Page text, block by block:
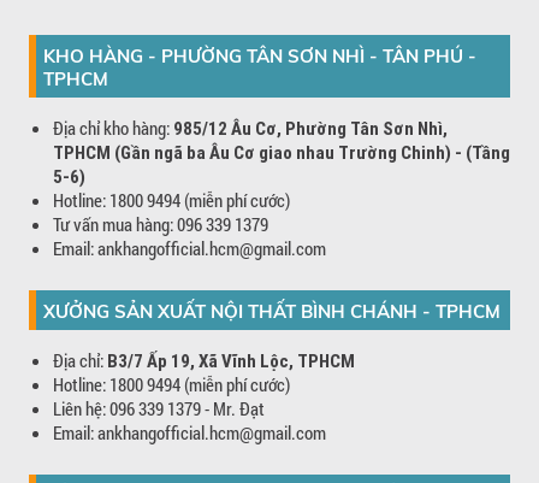
KHO HÀNG - PHƯỜNG TÂN SƠN NHÌ - TÂN PHÚ -
TPHCM
Địa chỉ kho hàng: 985/12 Âu Cơ, Phường Tân Sơn Nhì,
TPHCM (Gần ngã ba Âu Cơ giao nhau Trường Chinh) - (Tầng
5-6)
Hotline: 1800 9494 (miễn phí cước)
Tư vấn mua hàng: 096 339 1379
Email: ankhangofficial.hcm@gmail.com
XƯỞNG SẢN XUẤT NỘI THẤT BÌNH CHÁNH - TPHCM
Địa chỉ: B3/7 Ấp 19, Xã Vĩnh Lộc, TPHCM
Hotline: 1800 9494 (miễn phí cước)
Liên hệ: 096 339 1379 - Mr. Đạt
Email: ankhangofficial.hcm@gmail.com